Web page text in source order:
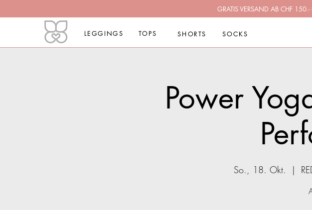
GRATIS VERSAND AB CHF 150.-
LEGGINGS TOPS SHORTS SOCKS
Power
So., 18. Okt.
  |